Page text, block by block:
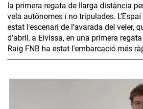
la primera regata de llarga distància
vela autònomes i no tripulades. L’Espai
estat l'escenari de l’avarada del veler,
d’abril, a Eivissa, en una primera
Raig FNB ha estat l'embarcació més